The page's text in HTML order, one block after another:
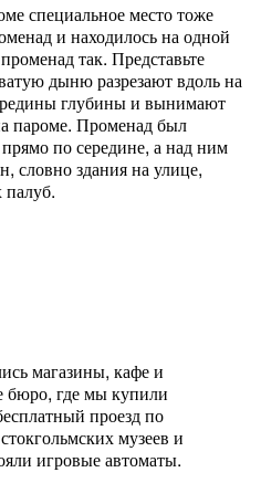
специальное место тоже
и находилось на одной
так. Представьте
дыню разрезают вдоль на
глубины и вынимают
пароме. Променад был
по середине, а над ним
словно здания на улице,
магазины, кафе и
бюро, где мы купили
проезд по
музеев и
игровые автоматы.